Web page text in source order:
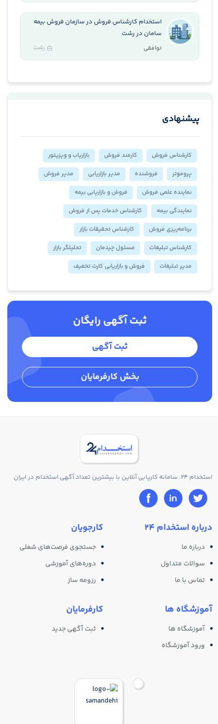
استخدام کارشناس فروش در سازمان فروش بیمه
سامان در رشت
توافقی رشت
پیشنهادی
کارشناس فروش کارمند فروش
بازاریاب و ویزیتور
پروموتر
فروشنده مدیر بازاریابی
مدیر فروش
نماینده علمی فروش
فروش و بازاریابی بیمه
نمایندگی بیمه
کارشناس خدمات پس از فروش
برنامه‌ریزی فروش
کارشناس تحقیقات بازار
کارشناس تبلیغات
مسئول چیدمان
تحلیلگر بازار
مدیر تبلیغات
فروش و بازاریابی کارت تخفیف
ثبت آگهی رایگان
ثبت آگهی
بخش کارفرمایان
استخدام 24: سامانه کاریابی آنلاین با بیشترین تعداد آگهی استخدام در ایران
درباره استخدام 24
درباره ما
سوالات متداول
تماس با ما
آموزشگاه ها
آموزشگاه ها
ورود آموزشگاه
کارجویان
جستجوی فرصت‌های شغلی
دوره‌های آموزشی
رزومه ساز
کارفرمایان
ثبت آگهی جدید